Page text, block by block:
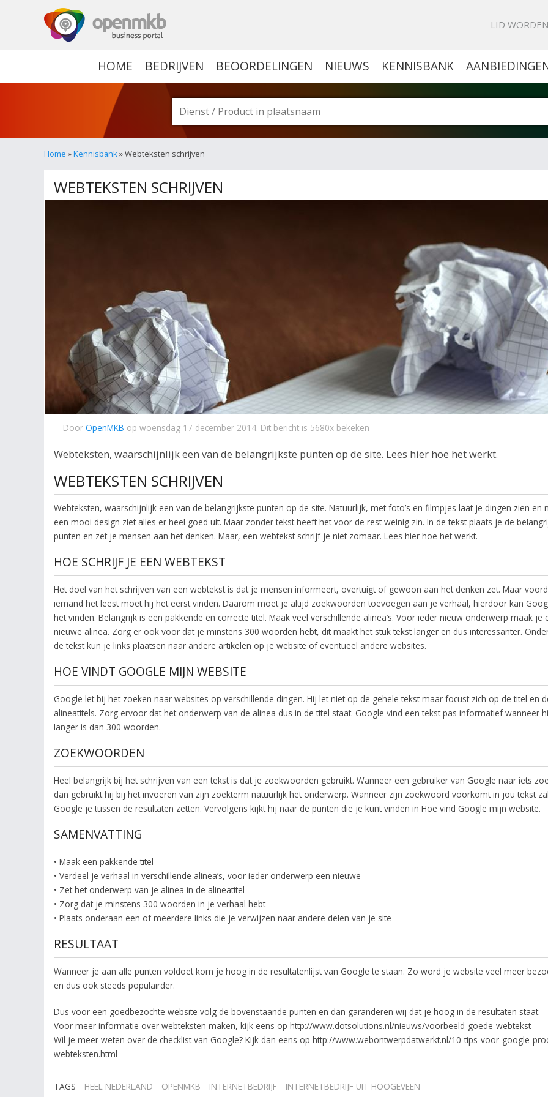
LID WORDEN
HOME BEDRIJVEN BEOORDELINGEN NIEUWS KENNISBANK
Home »Kennisbank» Webteksten schrijven
WEBTEKSTEN SCHRIJVEN
Door OpenMKB op woensdag 17 december 2014. Dit bericht is 5680x bekeken
Webteksten, waarschijnlijk een van de belangrijkste punten op de site. Lees hier hoe het werkt.
WEBTEKSTEN SCHRIJVEN
Webteksten, waarschijnlijk een van de belangrijkste punten op de site. Natuurlijk, met foto’s en filmpjes laat je dingen zien en
een mooi design ziet alles er heel goed uit. Maar zonder tekst heeft het voor de rest weinig zin. In de tekst plaats je de
punten en zet je mensen aan het denken. Maar, een webtekst schrijf je niet zomaar. Lees hier hoe het werkt.
HOE SCHRIJF JE EEN WEBTEKST
Het doel van het schrijven van een webtekst is dat je mensen informeert, overtuigt of gewoon aan het denken zet. Maar
iemand het leest moet hij het eerst vinden. Daarom moet je altijd zoekwoorden toevoegen aan je verhaal, hierdoor kan
het vinden. Belangrijk is een pakkende en correcte titel. Maak veel verschillende alinea’s. Voor ieder nieuw onderwerp maak je
nieuwe alinea. Zorg er ook voor dat je minstens 300 woorden hebt, dit maakt het stuk tekst langer en dus interessanter.
de tekst kun je links plaatsen naar andere artikelen op je website of eventueel andere websites.
HOE VINDT GOOGLE MIJN WEBSITE
Google let bij het zoeken naar websites op verschillende dingen. Hij let niet op de gehele tekst maar focust zich op de titel en
alineatitels. Zorg ervoor dat het onderwerp van de alinea dus in de titel staat. Google vind een tekst pas informatief wanneer
langer is dan 300 woorden.
ZOEKWOORDEN
Heel belangrijk bij het schrijven van een tekst is dat je zoekwoorden gebruikt. Wanneer een gebruiker van Google naar iets
dan gebruikt hij bij het invoeren van zijn zoekterm natuurlijk het onderwerp. Wanneer zijn zoekwoord voorkomt in jou tekst zal
Google je tussen de resultaten zetten. Vervolgens kijkt hij naar de punten die je kunt vinden in Hoe vind Google mijn website.
SAMENVATTING
• Maak een pakkende titel
• Verdeel je verhaal in verschillende alinea’s, voor ieder onderwerp een nieuwe
• Zet het onderwerp van je alinea in de alineatitel
• Zorg dat je minstens 300 woorden in je verhaal hebt
• Plaats onderaan een of meerdere links die je verwijzen naar andere delen van je site
RESULTAAT
Wanneer je aan alle punten voldoet kom je hoog in de resultatenlijst van Google te staan. Zo word je website veel meer
en dus ook steeds populairder.
Dus voor een goedbezochte website volg de bovenstaande punten en dan garanderen wij dat je hoog in de resultaten staat.
Voor meer informatie over webteksten maken, kijk eens op http://www.dotsolutions.nl/nieuws/voorbeeld-goede-webtekst
Wil je meer weten over de checklist van Google? Kijk dan eens op http://www.webontwerpdatwerkt.nl/10-tips-voor-google-
webteksten.html
TAGS HEEL NEDERLAND OPENMKB INTERNETBEDRIJF INTERNETBEDRIJF UIT HOOGEVEEN